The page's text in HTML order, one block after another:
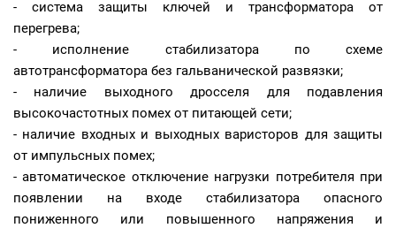
- система защиты ключей и трансформатора от
перегрева;
- исполнение стабилизатора по схеме
автотрансформатора без гальванической развязки;
- наличие выходного дросселя для подавления
высокочастотных помех от питающей сети;
- наличие входных и выходных варисторов для защиты
от импульсных помех;
- автоматическое отключение нагрузки потребителя при
появлении на входе стабилизатора опасного
пониженного или повышенного напряжения и